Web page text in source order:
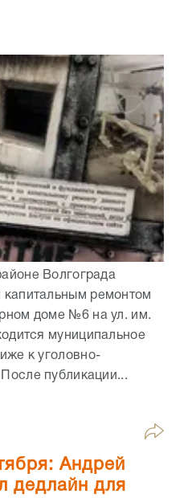
Волгограда
капитальным ремонтом
доме №6 на ул. им.
муниципальное
к уголовно-
публикации...
Андрей
дедлайн для